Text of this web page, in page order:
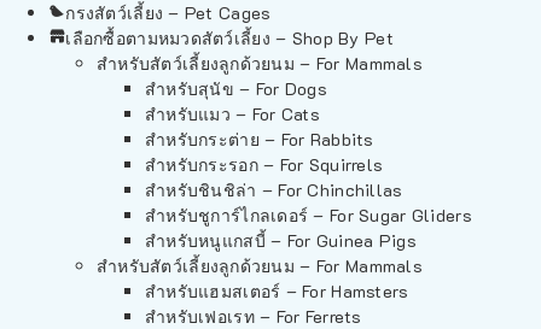
กรงสัตว์เลี้ยง – Pet Cages
เลือกซื้อตามหมวดสัตว์เลี้ยง – Shop By Pet
สำหรับสัตว์เลี้ยงลูกด้วยนม – For Mammals
สำหรับสุนัข – For Dogs
สำหรับแมว – For Cats
สำหรับกระต่าย – For Rabbits
สำหรับกระรอก – For Squirrels
สำหรับชินชิล่า – For Chinchillas
สำหรับชูการ์ไกลเดอร์ – For Sugar Gliders
สำหรับหนูแกสบี้ – For Guinea Pigs
สำหรับสัตว์เลี้ยงลูกด้วยนม – For Mammals
สำหรับแฮมสเตอร์ – For Hamsters
สำหรับเฟอเรท – For Ferrets